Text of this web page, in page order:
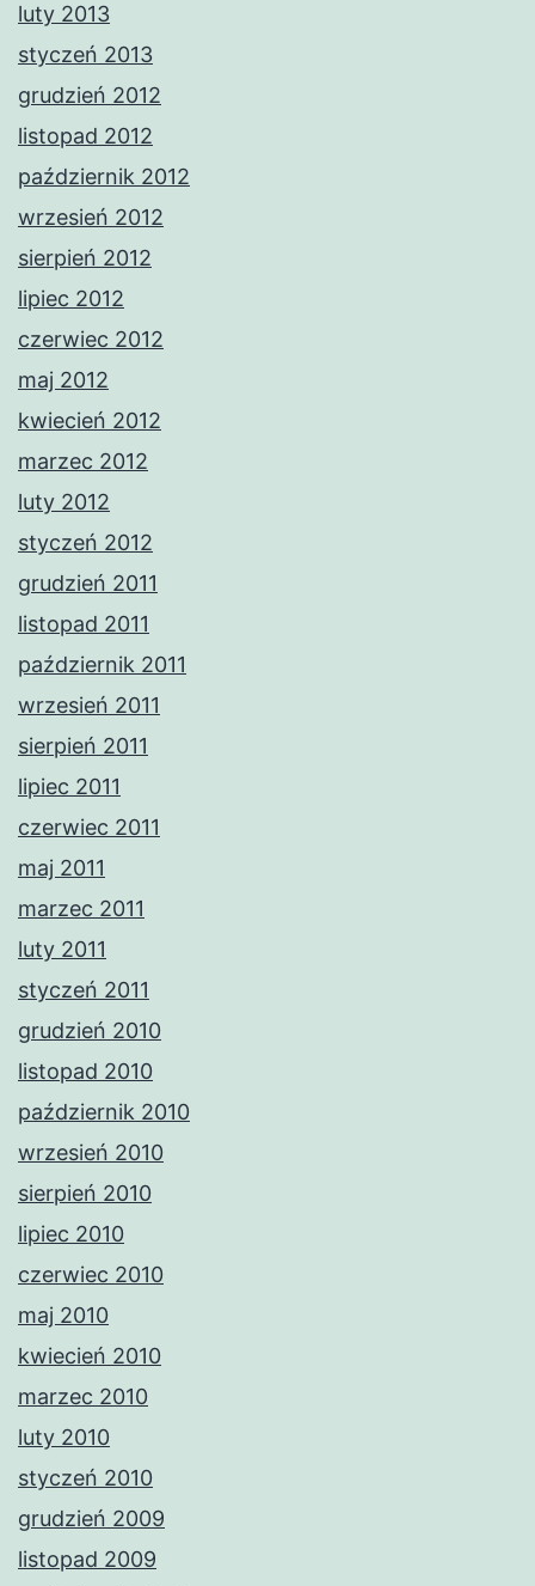
luty 2013
styczeń 2013
grudzień 2012
listopad 2012
październik 2012
wrzesień 2012
sierpień 2012
lipiec 2012
czerwiec 2012
maj 2012
kwiecień 2012
marzec 2012
luty 2012
styczeń 2012
grudzień 2011
listopad 2011
październik 2011
wrzesień 2011
sierpień 2011
lipiec 2011
czerwiec 2011
maj 2011
marzec 2011
luty 2011
styczeń 2011
grudzień 2010
listopad 2010
październik 2010
wrzesień 2010
sierpień 2010
lipiec 2010
czerwiec 2010
maj 2010
kwiecień 2010
marzec 2010
luty 2010
styczeń 2010
grudzień 2009
listopad 2009